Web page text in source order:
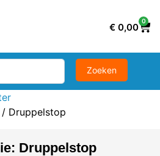
€ 0,00
0
/ Druppelstop
Druppelstop